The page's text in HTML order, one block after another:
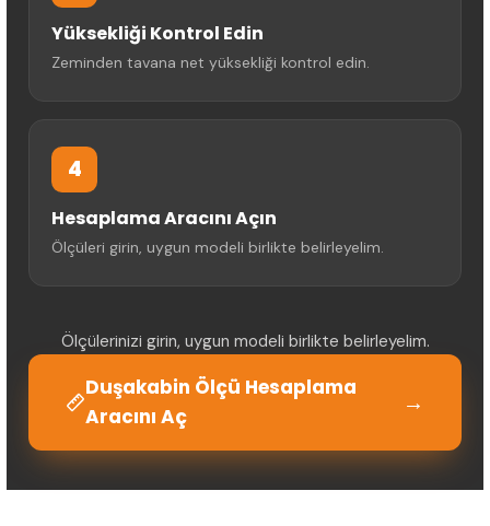
Yüksekliği Kontrol Edin
Zeminden tavana net yüksekliği kontrol edin.
4
Hesaplama Aracını Açın
Ölçüleri girin, uygun modeli birlikte belirleyelim.
Ölçülerinizi girin, uygun modeli birlikte belirleyelim.
Duşakabin Ölçü Hesaplama
Aracını Aç
→